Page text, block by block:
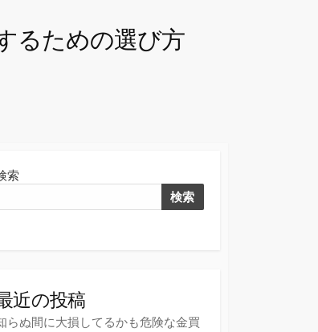
るための選び方
索
検索
近の投稿
らぬ間に大損してるかも危険な金買